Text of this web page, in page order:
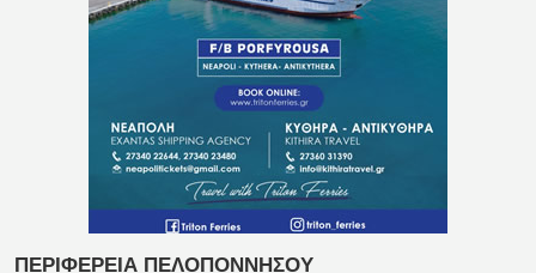
ΠΕΡΙΦΕΡΕΙΑ ΠΕΛΟΠΟΝΝΗΣΟΥ